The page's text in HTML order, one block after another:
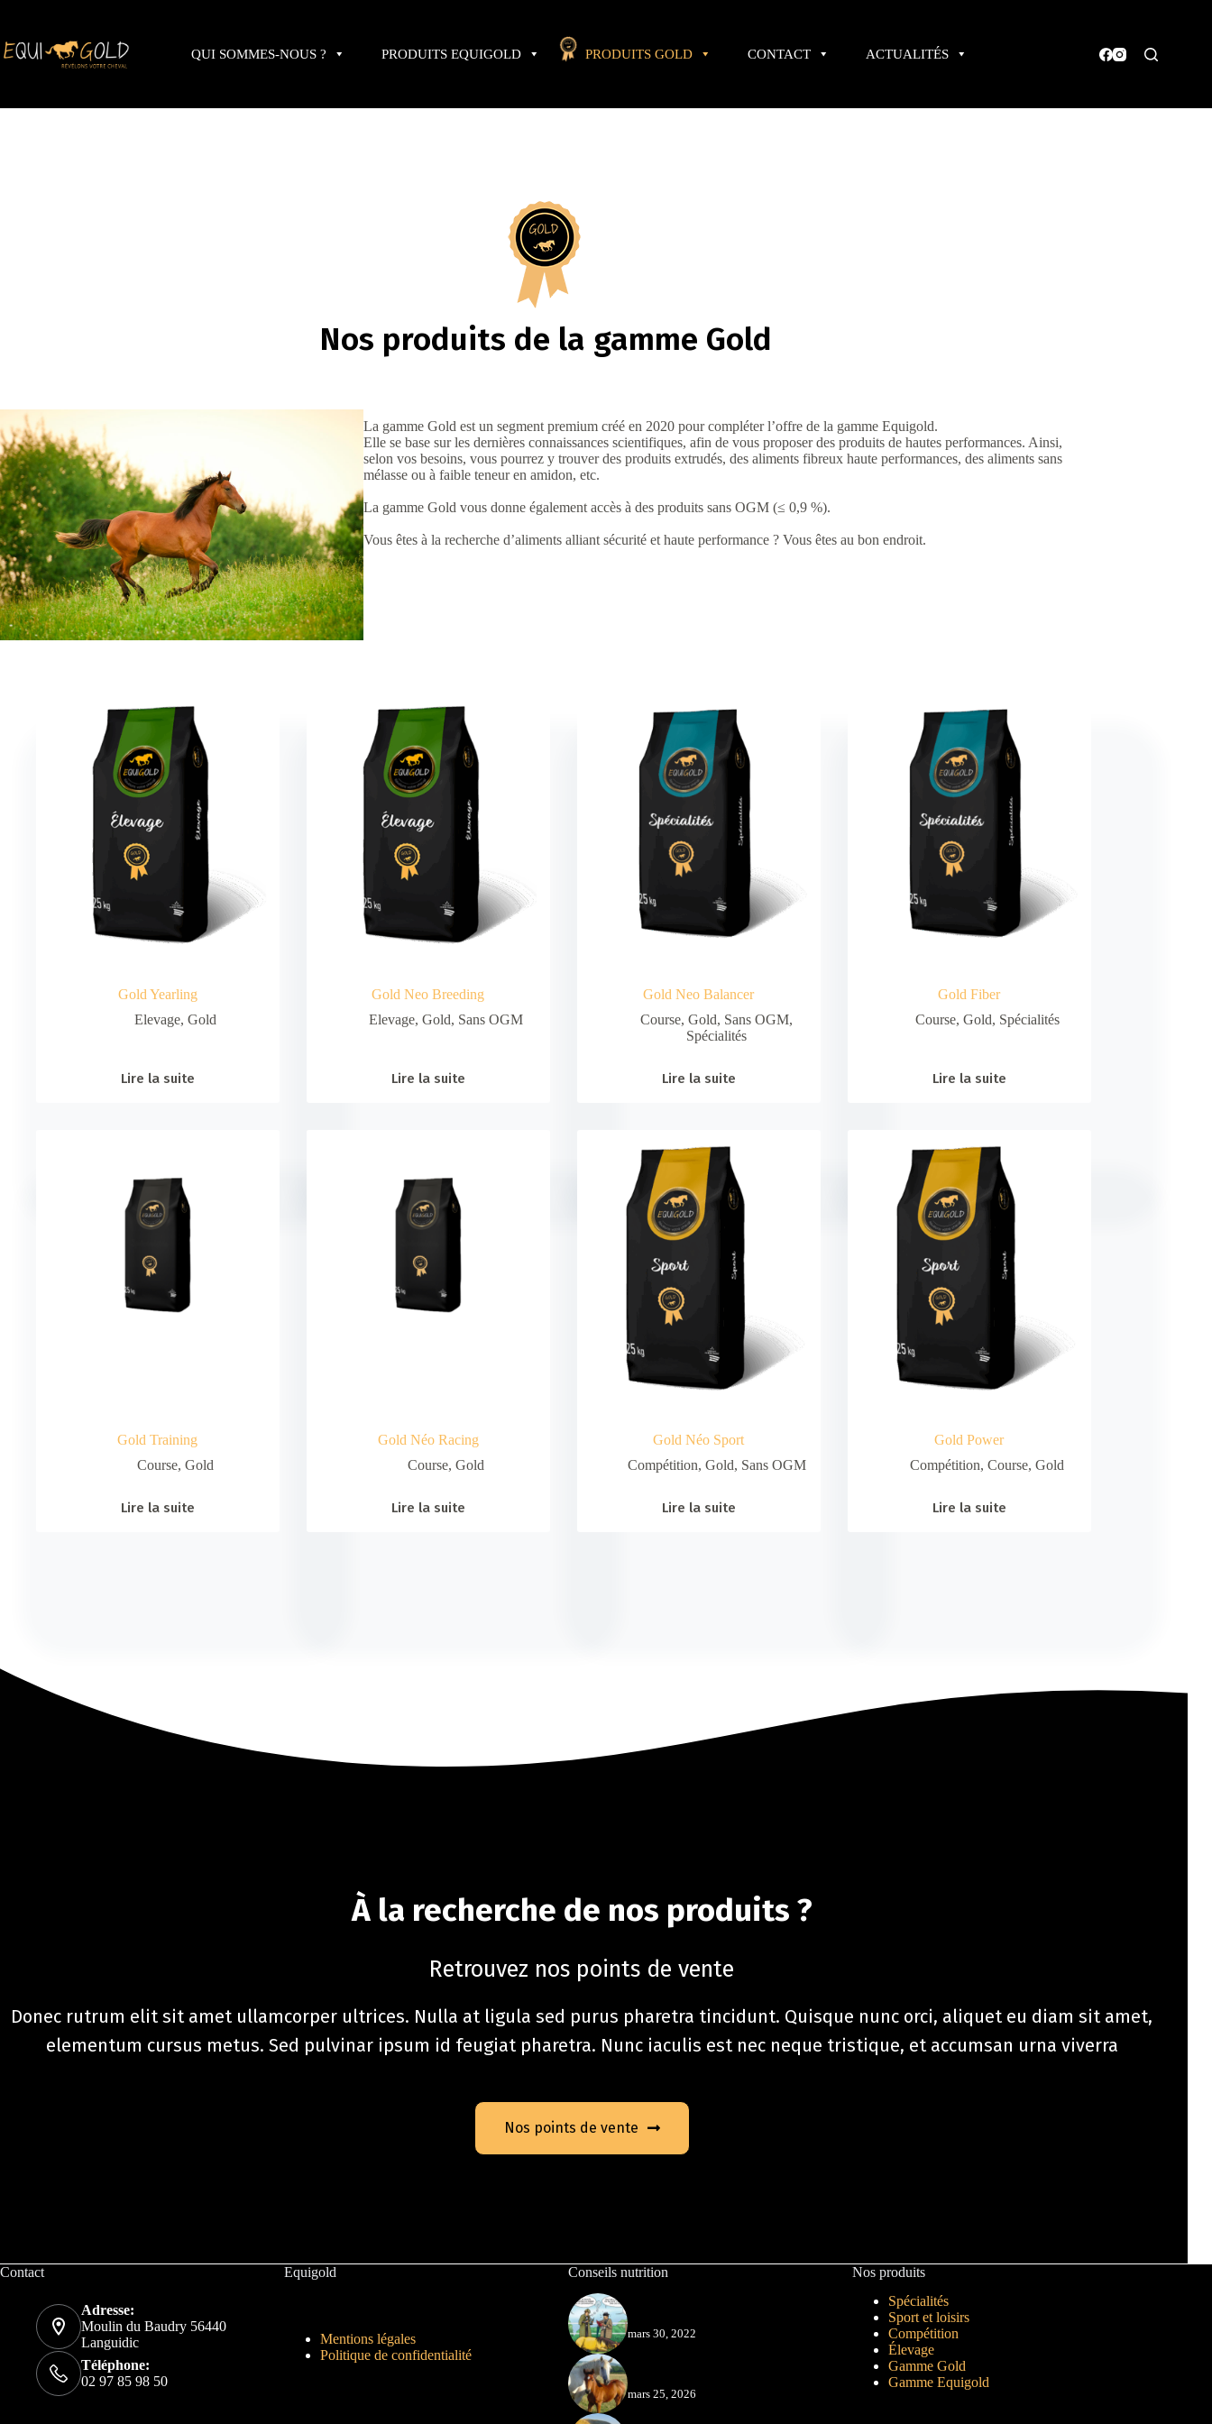
contenu
QUI SOMMES-NOUS ? PRODUITS EQUIGOLD PRODUITS GOLD CONTACT ACTUALITÉS
Nos produits de la gamme Gold
La gamme Gold est un segment premium créé en 2020 pour compléter l’offre de la gamme Equigold.
Elle se base sur les dernières connaissances scientifiques, afin de vous proposer des produits de hautes performances. Ainsi,
selon vos besoins, vous pourrez y trouver des produits extrudés, des aliments fibreux haute performances, des aliments sans
mélasse ou à faible teneur en amidon, etc.
La gamme Gold vous donne également accès à des produits sans OGM (≤ 0,9 %).
Vous êtes à la recherche d’aliments alliant sécurité et haute performance ? Vous êtes au bon endroit.
Gold Yearling
Elevage,Gold
Lire la suite
Gold Neo Breeding
Elevage,Gold, Sans OGM
Lire la suite
Gold Neo Balancer
Course,Gold, Sans OGM,
Spécialités
Lire la suite
Gold Fiber
Course, Gold, Spécialités
Lire la suite
Gold Training
Course,Gold
Lire la suite
Gold Néo Racing
Course,Gold
Lire la suite
Gold Néo Sport
Compétition, Gold, Sans OGM
Lire la suite
Gold Power
Compétition,Course,Gold
Lire la suite
À la recherche de nos produits ?
Retrouvez nos points de vente
Donec rutrum elit sit amet ullamcorper ultrices. Nulla at ligula sed purus pharetra tincidunt. Quisque nunc orci, aliquet eu diam sit amet,
elementum cursus metus. Sed pulvinar ipsum id feugiat pharetra. Nunc iaculis est nec neque tristique, et accumsan urna viverra
Nos points de vente
Contact
Adresse:
Moulin du Baudry 56440
Languidic
Téléphone:
02 97 85 98 50
Equigold
Mentions légales
Politique de confidentialité
Conseils nutrition
mars 30, 2022
mars 25, 2026
Nos produits
Spécialités
Sport et loisirs
Compétition
Élevage
Gamme Gold
Gamme Equigold